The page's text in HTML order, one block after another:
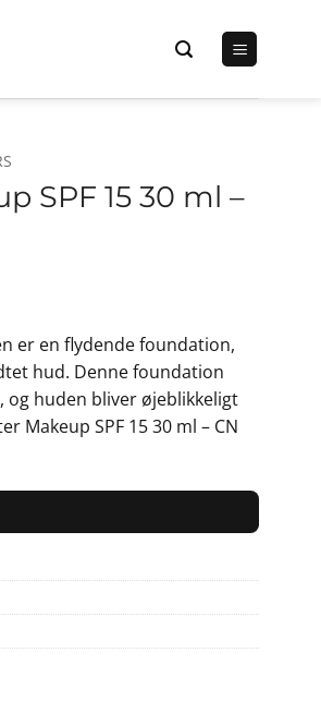
SPF 15 30 ml –
er en flydende foundation,
hud. Denne foundation
huden bliver øjeblikkeligt
Makeup SPF 15 30 ml – CN